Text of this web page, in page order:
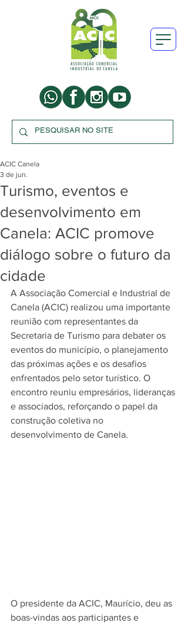
Turismo, eventos e
desenvolvimento em
Canela: ACIC promove
diálogo sobre o futuro da
cidade
ACIC Canela
3 de jun.
A Associação Comercial e Industrial de
Canela (ACIC) realizou uma importante
reunião com representantes da
Secretaria de Turismo para debater os
eventos do município, o planejamento
das próximas ações e os desafios
enfrentados pelo setor turístico. O
encontro reuniu empresários, lideranças
e associados, reforçando o papel da
construção coletiva no
desenvolvimento de Canela.
O presidente da ACIC, Maurício, deu as
boas-vindas aos participantes e